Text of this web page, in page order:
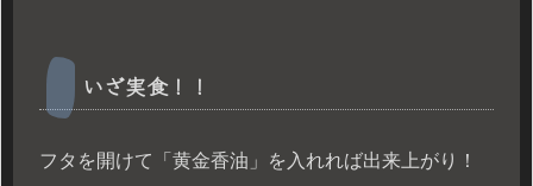
いざ実食！！
フタを開けて「黄金香油」を入れれば出来上がり！